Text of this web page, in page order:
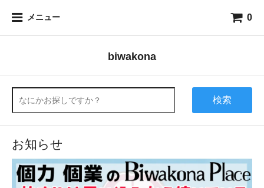
メニュー 0
biwakona
検索
お知らせ